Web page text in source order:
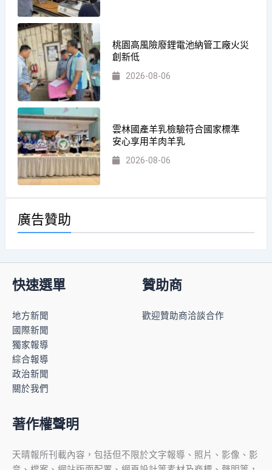
桃園高風險廢鋰電池納管工廠火災
創新低
2026-08-06
雲林國產羊乳檢驗符合國家標準
安心享用羊肉羊乳
2026-08-06
廣告贊助
快速選單
地方新聞
國際新聞
獨家報導
綜合報導
政治新聞
關於我們
贊助商
歡迎贊助商洽談合作
著作權聲明
天晴報所刊載內容，包括但不限於文字報導、照片、影像、影